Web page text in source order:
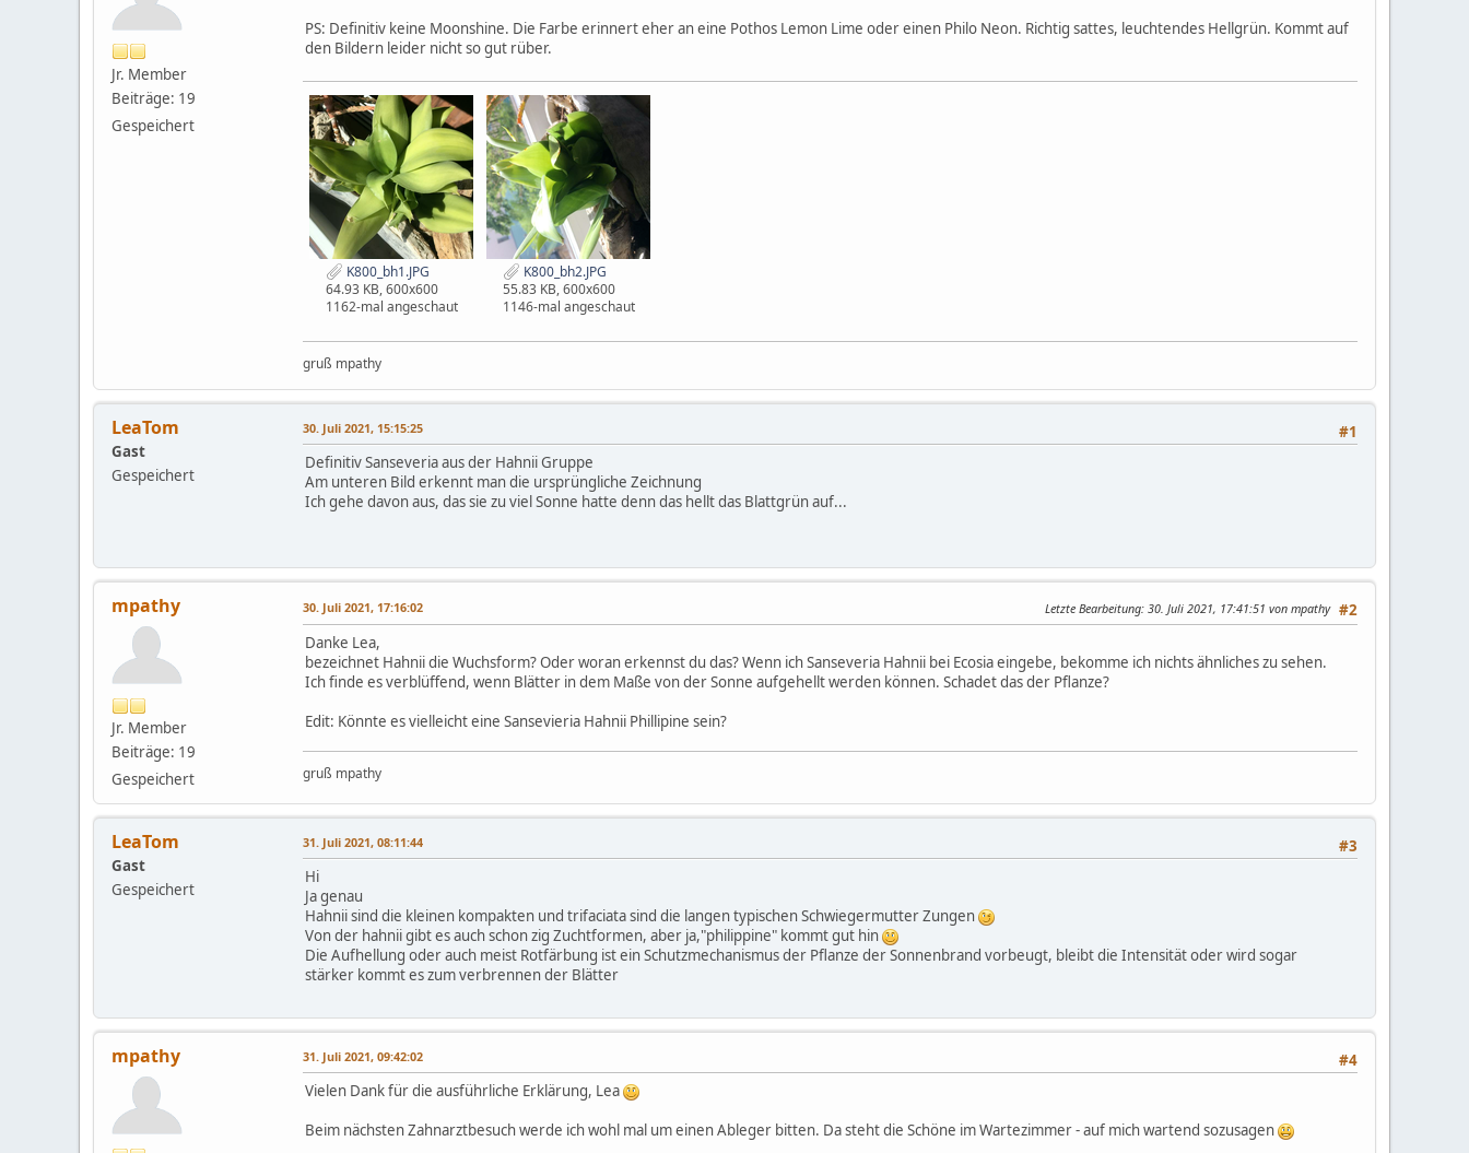
Jr. Member
Beiträge: 19
Gespeichert
PS: Definitiv keine Moonshine. Die Farbe erinnert eher an eine Pothos Lemon Lime oder einen Philo Neon. Richtig sattes, leuchtendes Hellgrün. Kommt auf
den Bildern leider nicht so gut rüber.
K800_bh1.JPG
64.93 KB, 600x600
1162-mal angeschaut
K800_bh2.JPG
55.83 KB, 600x600
1146-mal angeschaut
gruß mpathy
LeaTom
Gast
Gespeichert
#1
30. Juli 2021, 15:15:25
Definitiv Sanseveria aus der Hahnii Gruppe
Am unteren Bild erkennt man die ursprüngliche Zeichnung
Ich gehe davon aus, das sie zu viel Sonne hatte denn das hellt das Blattgrün auf...
mpathy
Jr. Member
Beiträge: 19
Gespeichert
#2
30. Juli 2021, 17:16:02 Letzte Bearbeitung: 30. Juli 2021, 17:41:51 von mpathy
Danke Lea,
bezeichnet Hahnii die Wuchsform? Oder woran erkennst du das? Wenn ich Sanseveria Hahnii bei Ecosia eingebe, bekomme ich nichts ähnliches zu sehen.
Ich finde es verblüffend, wenn Blätter in dem Maße von der Sonne aufgehellt werden können. Schadet das der Pflanze?
Edit: Könnte es vielleicht eine Sansevieria Hahnii Phillipine sein?
gruß mpathy
LeaTom
Gast
Gespeichert
#3
31. Juli 2021, 08:11:44
Hi
Ja genau
Hahnii sind die kleinen kompakten und trifaciata sind die langen typischen Schwiegermutter Zungen
Von der hahnii gibt es auch schon zig Zuchtformen, aber ja,"philippine" kommt gut hin
Die Aufhellung oder auch meist Rotfärbung ist ein Schutzmechanismus der Pflanze der Sonnenbrand vorbeugt, bleibt die Intensität oder wird sogar
stärker kommt es zum verbrennen der Blätter
mpathy #4
31. Juli 2021, 09:42:02
Vielen Dank für die ausführliche Erklärung, Lea
Beim nächsten Zahnarztbesuch werde ich wohl mal um einen Ableger bitten. Da steht die Schöne im Wartezimmer - auf mich wartend sozusagen